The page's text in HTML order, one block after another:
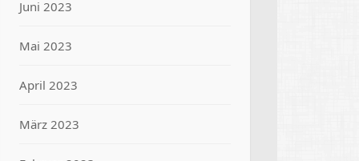
Juni 2023
Mai 2023
April 2023
März 2023